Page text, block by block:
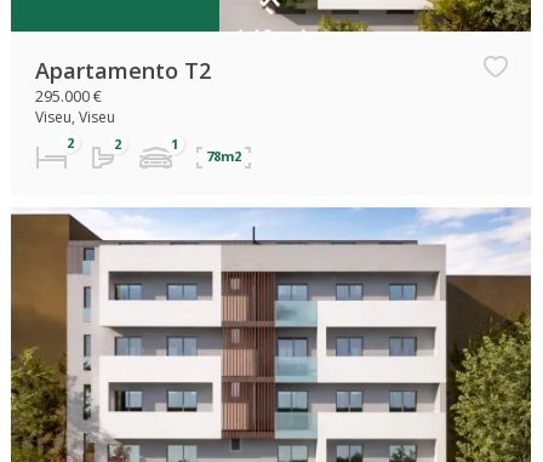
Apartamento T2
295.000 €
Viseu, Viseu
78m2